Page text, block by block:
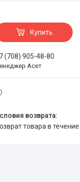
Купить
(708) 905-48-80
Асет
возврат товара в